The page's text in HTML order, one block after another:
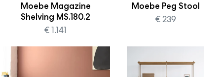
Moebe Magazine
Shelving MS.180.2
€ 1.141
Moebe Peg Stool
€ 239